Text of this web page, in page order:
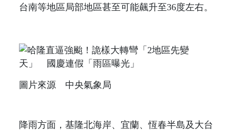
台南等地區局部地區甚至可能飆升至36度左右。
圖片來源 中央氣象局
降雨方面，基隆北海岸、宜蘭、恆春半島及大台